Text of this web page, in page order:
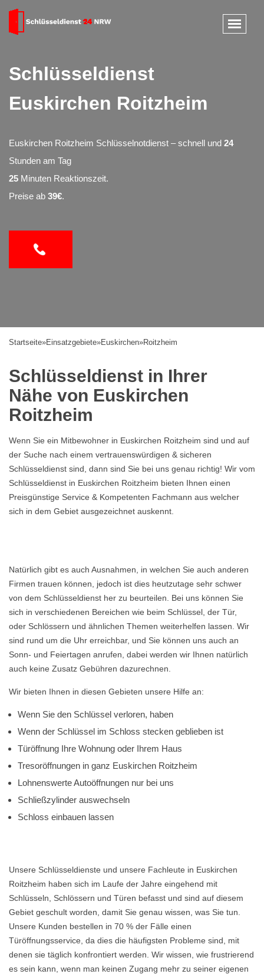
Schlüsseldienst
Euskirchen Roitzheim
Euskirchen Roitzheim Schlüsselnotdienst – schnell und 24
Stunden am Tag
25 Minuten Reaktionszeit.
Preise ab 39€.
Startseite»Einsatzgebiete»Euskirchen»Roitzheim
Schlüsseldienst in Ihrer
Nähe von Euskirchen
Roitzheim
Wenn Sie ein Mitbewohner in Euskirchen Roitzheim sind und auf
der Suche nach einem vertrauenswürdigen & sicheren
Schlüsseldienst sind, dann sind Sie bei uns genau richtig! Wir vom
Schlüsseldienst in Euskirchen Roitzheim bieten Ihnen einen
Preisgünstige Service & Kompetenten Fachmann aus welcher
sich in dem Gebiet ausgezeichnet auskennt.
Natürlich gibt es auch Ausnahmen, in welchen Sie auch anderen
Firmen trauen können, jedoch ist dies heutzutage sehr schwer
von dem Schlüsseldienst her zu beurteilen. Bei uns können Sie
sich in verschiedenen Bereichen wie beim Schlüssel, der Tür,
oder Schlössern und ähnlichen Themen weiterhelfen lassen. Wir
sind rund um die Uhr erreichbar, und Sie können uns auch an
Sonn- und Feiertagen anrufen, dabei werden wir Ihnen natürlich
auch keine Zusatz Gebühren dazurechnen.
Wir bieten Ihnen in diesen Gebieten unsere Hilfe an:
Wenn Sie den Schlüssel verloren, haben
Wenn der Schlüssel im Schloss stecken geblieben ist
Türöffnung Ihre Wohnung oder Ihrem Haus
Tresoröffnungen in ganz Euskirchen Roitzheim
Lohnenswerte Autoöffnungen nur bei uns
Schließzylinder auswechseln
Schloss einbauen lassen
Unsere Schlüsseldienste und unsere Fachleute in Euskirchen
Roitzheim haben sich im Laufe der Jahre eingehend mit
Schlüsseln, Schlössern und Türen befasst und sind auf diesem
Gebiet geschult worden, damit Sie genau wissen, was Sie tun.
Unsere Kunden bestellen in 70 % der Fälle einen
Türöffnungsservice, da dies die häufigsten Probleme sind, mit
denen sie täglich konfrontiert werden. Wir wissen, wie frustrierend
es sein kann, wenn man keinen Zugang mehr zu seiner eigenen